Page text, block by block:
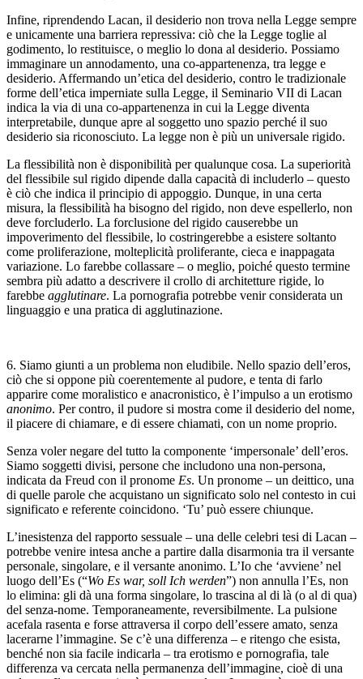
Infine, riprendendo Lacan, il desiderio non trova nella Legge sempre
e unicamente una barriera repressiva: ciò che la Legge toglie al
godimento, lo restituisce, o meglio lo dona al desiderio. Possiamo
immaginare un annodamento, una co-appartenenza, tra legge e
desiderio. Affermando un’etica del desiderio, contro le tradizionale
forme dell’etica imperniate sulla Legge, il Seminario VII di Lacan
indica la via di una co-appartenenza in cui la Legge diventa
interpretabile, dunque apre al soggetto uno spazio perché il suo
desiderio sia riconosciuto. La legge non è più un universale rigido.
La flessibilità non è disponibilità per qualunque cosa. La superiorità
del flessibile sul rigido dipende dalla capacità di includerlo – questo
è ciò che indica il principio di appoggio. Dunque, in una certa
misura, la flessibilità ha bisogno del rigido, non deve espellerlo, non
deve forcluderlo. La forclusione del rigido causerebbe un
impoverimento del flessibile, lo costringerebbe a esistere soltanto
come proliferazione, molteplicità proliferante, cieca e inappagata
variazione. Lo farebbe collassare – o meglio, poiché questo termine
sembra più adatto a descrivere il crollo di architetture rigide, lo
farebbe agglutinare. La pornografia potrebbe venir considerata un
linguaggio e una pratica di agglutinazione.
6. Siamo giunti a un problema non eludibile. Nello spazio dell’eros,
ciò che si oppone più coerentemente al pudore, e tenta di farlo
apparire come moralistico e anacronistico, è l’impulso a un erotismo
anonimo. Per contro, il pudore si mostra come il desiderio del nome,
il piacere di chiamare, e di essere chiamati, con un nome proprio.
Senza voler negare del tutto la componente ‘impersonale’ dell’eros.
Siamo soggetti divisi, persone che includono una non-persona,
indicata da Freud con il pronome Es. Un pronome – un deittico, una
di quelle parole che acquistano un significato solo nel contesto in cui
significato e referente coincidono. ‘Tu’ può essere chiunque.
L’inesistenza del rapporto sessuale – una delle celebri tesi di Lacan –
potrebbe venire intesa anche a partire dalla disarmonia tra il versante
personale, singolare, e il versante anonimo. L’Io che ‘avviene’ nel
luogo dell’Es (“Wo Es war, soll Ich werden”) non annulla l’Es, non
lo elimina: gli dà una forma singolare, lo trascina al di là (o al di qua)
del senza-nome. Temporaneamente, reversibilmente. La pulsione
acefala rasenta e forse attraversa il corpo dell’essere amato, senza
lacerarne l’immagine. Se c’è una differenza – e ritengo che esista,
benché non sia facile indicarla – tra erotismo e pornografia, tale
differenza va cercata nella permanenza dell’immagine, cioè di una